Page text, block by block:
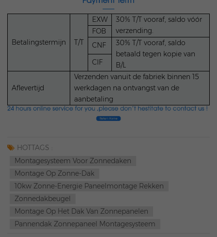
Betalingstermijn T/T
EXW
30% T/T vooraf, saldo vóór
verzending.
FOB
CNF
30% T/T vooraf, saldo
betaald tegen kopie van
B/L
CIF
Aflevertijd
Verzenden vanuit de fabriek binnen 15
werkdagen na ontvangst van de
aanbetaling
HOTTAGS :
Montagesysteem Voor Zonnedaken
Montage Op Zonne-Dak
10kw Zonne-Energie Paneelmontage Rekken
Zonnedakbeugel
Montage Op Het Dak Van Zonnepanelen
Pannendak Zonnepaneel Montagesysteem